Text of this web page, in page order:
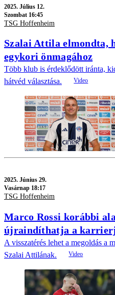
2025. Július 12.
Szombat 16:45
TSG Hoffenheim
Szalai Attila elmondta,
egykori önmagához
Több klub is érdeklődött iránta,
hátvéd választása.
2025. Június 29.
Vasárnap 18:17
TSG Hoffenheim
Marco Rossi korábbi
újraindíthatja a
A visszatérés lehet a megoldás a
Szalai Attilának.